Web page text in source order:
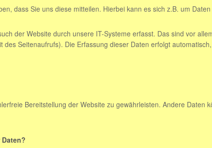
dass Sie uns diese mitteilen. Hierbei kann es sich z.B. um
der Website durch unsere IT-Systeme erfasst. Das sind vor
des Seitenaufrufs). Die Erfassung dieser Daten erfolgt
Bereitstellung der Website zu gewährleisten. Andere Daten